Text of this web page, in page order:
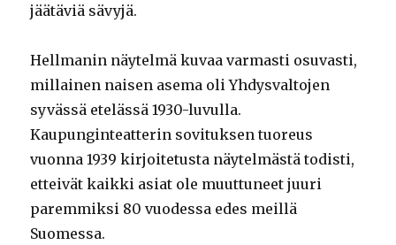
jäätäviä sävyjä.
Hellmanin näytelmä kuvaa varmasti osuvasti,
millainen naisen asema oli Yhdysvaltojen
syvässä etelässä 1930-luvulla.
Kaupunginteatterin sovituksen tuoreus
vuonna 1939 kirjoitetusta näytelmästä todisti,
etteivät kaikki asiat ole muuttuneet juuri
paremmiksi 80 vuodessa edes meillä
Suomessa.